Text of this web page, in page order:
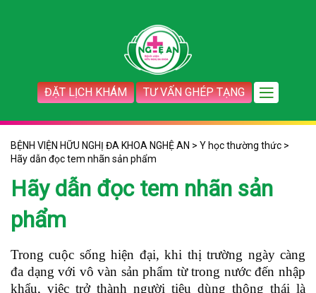
ĐẶT LỊCH KHÁM TƯ VẤN GHÉP TẠNG
BỆNH VIỆN HỮU NGHỊ ĐA KHOA NGHỆ AN > Y học thường thức >
Hãy dẫn đọc tem nhãn sản phẩm
Hãy dẫn đọc tem nhãn sản
phẩm
Trong cuộc sống hiện đại, khi thị trường ngày càng
đa dạng với vô vàn sản phẩm từ trong nước đến nhập
khẩu, việc trở thành người tiêu dùng thông thái là